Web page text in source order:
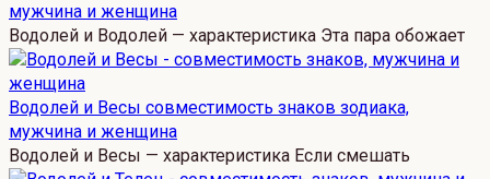
мужчина и женщина
Водолей и Водолей — характеристика Эта пара обожает
Водолей и Весы совместимость знаков зодиака,
мужчина и женщина
Водолей и Весы — характеристика Если смешать